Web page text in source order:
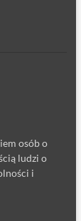
osób o
ludzi o
i